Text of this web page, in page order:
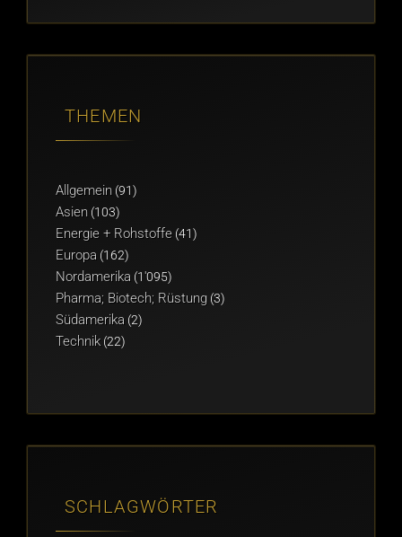
THEMEN
Allgemein (91)
Asien (103)
Energie + Rohstoffe (41)
Europa (162)
Nordamerika (1'095)
Pharma; Biotech; Rüstung (3)
Südamerika (2)
Technik (22)
SCHLAGWÖRTER